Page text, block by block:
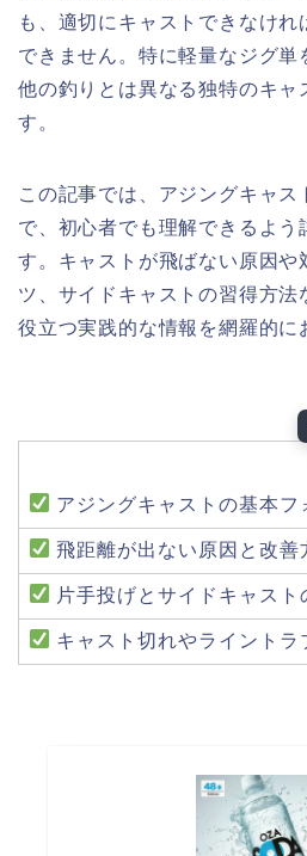
も、適切にキャストできなけれ
できません。特に軽量なジグ単
他の釣りとは異なる独特のキャ
す。
この記事では、アジングキャス
で、初心者でも理解できるよう
す。キャストが飛ばない原因や
ツ、サイドキャストの習得方法
役立つ実践的な情報を網羅的に
アジングキャストの基本フ
飛距離が出ない原因と改善
片手投げとサイドキャスト
キャスト切れやライントラ